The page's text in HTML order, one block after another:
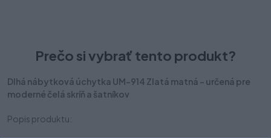
Prečo si vybrať tento produkt?
Dlhá nábytková úchytka UM-914 Zlatá matná – určená pre
moderné čelá skríň a šatníkov
Popis produktu: